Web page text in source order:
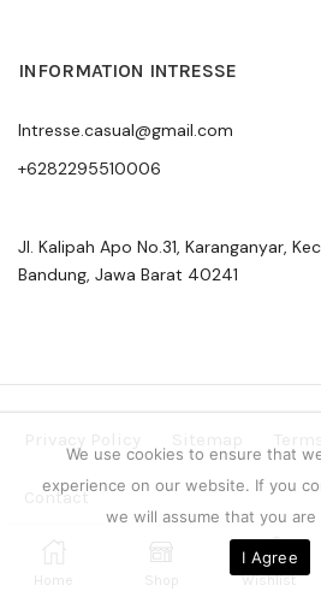
Home Shop
0
Wishlist
INFORMATION INTRESSE
Intresse.casual@gmail.com
+6282295510006
Jl. Kalipah Apo No.31, Karanganyar,
Bandung, Jawa Barat 40241
Contact
Copyright © 2024 Intresse
We use cookies to ensure that
experience on our website. If you
we will assume that you
I Agree